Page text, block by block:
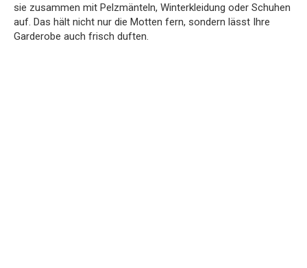
sie zusammen mit Pelzmänteln, Winterkleidung oder Schuhen
auf. Das hält nicht nur die Motten fern, sondern lässt Ihre
Garderobe auch frisch duften.